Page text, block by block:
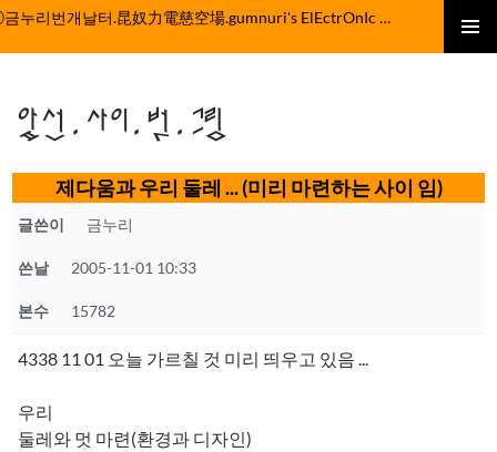
컨
뛰
기
ⓒ금누리번개날터.昆奴力電慈空場.gumnuri's ElEctrOnIc fActOrY
앞선.사이.벗.그림
제다움과 우리 둘레 ... (미리 마련하는 사이 임)
글쓴이 금누리
쓴날 2005-11-01 10:33
본수 15782
4338 11 01 오늘 가르칠 것 미리 띄우고 있음 ...
우리
둘레와 멋 마련(환경과 디자인)